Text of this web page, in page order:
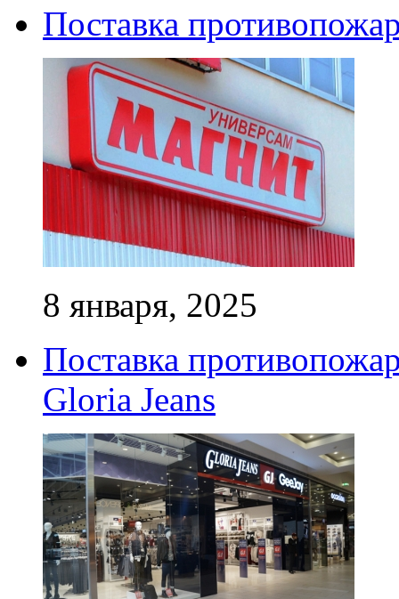
Поставка
8 января, 2025
Поставка
Gloria Jeans